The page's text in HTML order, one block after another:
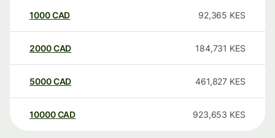
1000CAD 92,365 KES
2000CAD 184,731 KES
5000CAD 461,827 KES
10000 CAD 923,653 KES